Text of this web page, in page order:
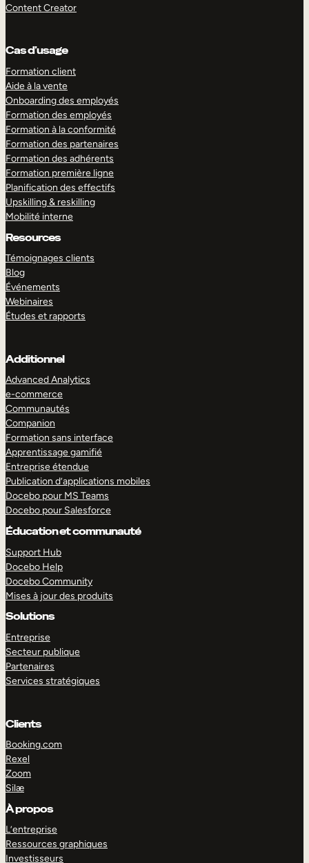
Content Creator
Cas d’usage
Formation client
Aide à la vente
Onboarding des employés
Formation des employés
Formation à la conformité
Formation des partenaires
Formation des adhérents
Formation première ligne
Planification des effectifs
Upskilling & reskilling
Mobilité interne
Resources
Témoignages clients
Blog
Événements
Webinaires
Études et rapports
Additionnel
Advanced Analytics
e-commerce
Communautés
Companion
Formation sans interface
Apprentissage gamifié
Entreprise étendue
Publication d’applications mobiles
Docebo pour MS Teams
Docebo pour Salesforce
Éducation et communauté
Support Hub
Docebo Help
Docebo Community
Mises à jour des produits
Solutions
Entreprise
Secteur publique
Partenaires
Services stratégiques
Clients
Booking.com
Rexel
Zoom
Silæ
À propos
L’entreprise
Ressources graphiques
Investisseurs